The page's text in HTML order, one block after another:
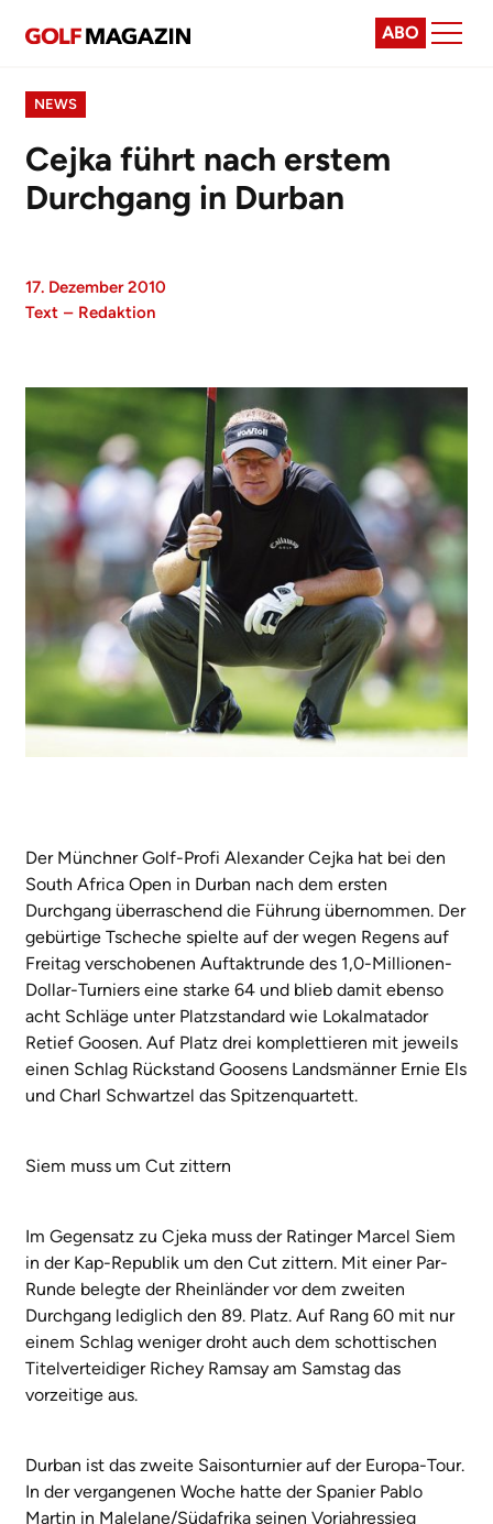
ABO
NEWS
Cejka führt nach erstem
Durchgang in Durban
17. Dezember 2010
Text – Redaktion
Der Münchner Golf-Profi Alexander Cejka hat bei den
South Africa Open in Durban nach dem ersten
Durchgang überraschend die Führung übernommen. Der
gebürtige Tscheche spielte auf der wegen Regens auf
Freitag verschobenen Auftaktrunde des 1,0-Millionen-
Dollar-Turniers eine starke 64 und blieb damit ebenso
acht Schläge unter Platzstandard wie Lokalmatador
Retief Goosen. Auf Platz drei komplettieren mit jeweils
einen Schlag Rückstand Goosens Landsmänner Ernie Els
und Charl Schwartzel das Spitzenquartett.
Siem muss um Cut zittern
Im Gegensatz zu Cjeka muss der Ratinger Marcel Siem
in der Kap-Republik um den Cut zittern. Mit einer Par-
Runde belegte der Rheinländer vor dem zweiten
Durchgang lediglich den 89. Platz. Auf Rang 60 mit nur
einem Schlag weniger droht auch dem schottischen
Titelverteidiger Richey Ramsay am Samstag das
vorzeitige aus.
Durban ist das zweite Saisonturnier auf der Europa-Tour.
In der vergangenen Woche hatte der Spanier Pablo
Martin in Malelane/Südafrika seinen Vorjahressieg